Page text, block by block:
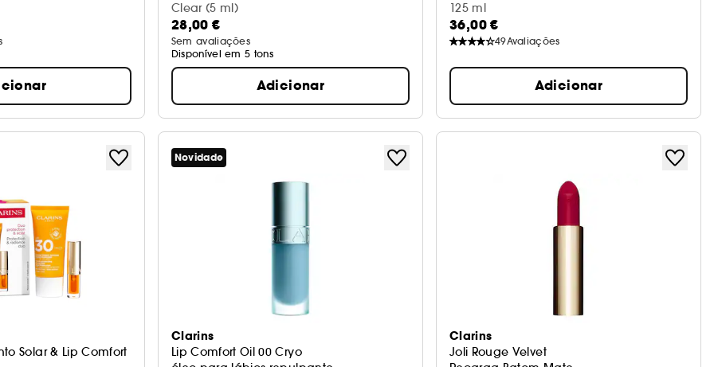
Clear (5 ml)
28,00 €
Sem avaliações
Disponível em 5 tons
Adicionar
125 ml
36,00 €
49Avaliações
Adicionar
Solar & Lip Comfort
Novidade
Clarins
Lip Comfort Oil 00 Cryo
Clarins
Joli Rouge Velvet